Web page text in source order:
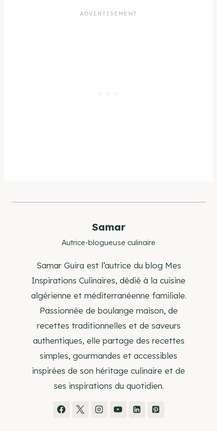
Samar
Autrice-blogueuse culinaire
Samar Guira est l’autrice du blog Mes
Inspirations Culinaires, dédié à la cuisine
algérienne et méditerranéenne familiale.
Passionnée de boulange maison, de
recettes traditionnelles et de saveurs
authentiques, elle partage des recettes
simples, gourmandes et accessibles
inspirées de son héritage culinaire et de
ses inspirations du quotidien.